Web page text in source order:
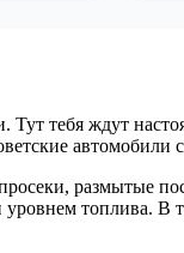
тебя ждут
автомобили
размытые
уровнем топлива.